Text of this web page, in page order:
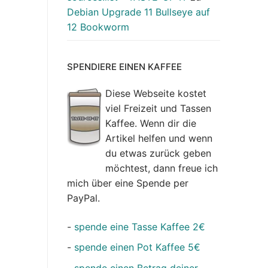
Debian Upgrade 11 Bullseye auf
12 Bookworm
SPENDIERE EINEN KAFFEE
Diese Webseite kostet
viel Freizeit und Tassen
Kaffee. Wenn dir die
Artikel helfen und wenn
du etwas zurück geben
möchtest, dann freue ich
mich über eine Spende per
PayPal.
- spende eine Tasse Kaffee 2€
- spende einen Pot Kaffee 5€